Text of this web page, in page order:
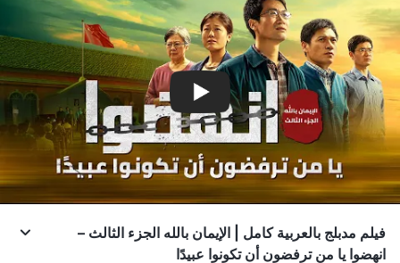
فيلم مدبلج بالعربية كامل | الإيمان بالله الجزء الثالث –
انهضوا يا من ترفضون أن تكونوا عبيدًا